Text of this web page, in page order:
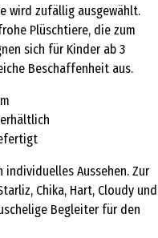
wird zufällig ausgewählt.
Plüschtiere, die zum
sich für Kinder ab 3
Beschaffenheit aus.
individuelles Aussehen. Zur
Chika, Hart, Cloudy und
Begleiter für den